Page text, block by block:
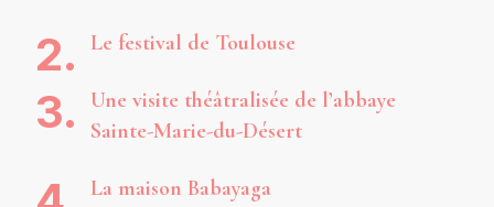
Le festival de Toulouse
Une visite théâtralisée de l’abbaye
Sainte-Marie-du-Désert
La maison Babayaga